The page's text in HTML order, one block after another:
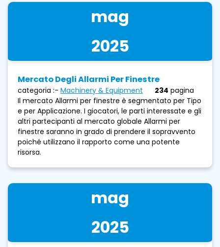
mag
2025
Mercato Degli Allarmi Per Finestre
categoria :- Machinery & Equipment 234 pagina
Il mercato Allarmi per finestre è segmentato per Tipo
e per Applicazione. I giocatori, le parti interessate e gli
altri partecipanti al mercato globale Allarmi per
finestre saranno in grado di prendere il sopravvento
poiché utilizzano il rapporto come una potente
risorsa.
mag
2025